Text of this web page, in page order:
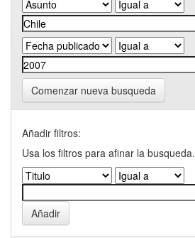
Comenzar nueva busqueda
Añadir filtros:
Usa los filtros para afinar la busqueda.